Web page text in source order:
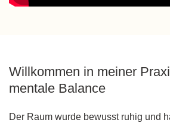
Willkommen in meiner
mentale Balance
Der Raum wurde bewusst ruhig und